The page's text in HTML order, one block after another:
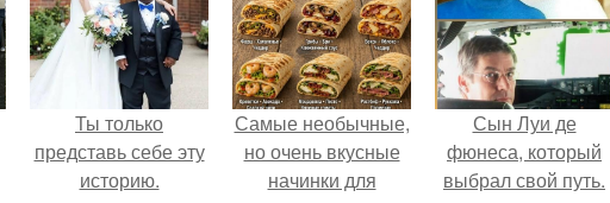
Ты только
представь себе эту
историю.
Самые необычные,
но очень вкусные
начинки для
Сын Луи де
фюнеса, который
выбрал свой путь.